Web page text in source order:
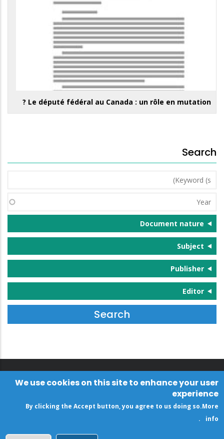
Le député fédéral au Canada : un rôle en mutation ?
Search
Keyword
(s)
Year
Document nature
Subject
Publisher
Editor
We use cookies on this site to enhance your user
experience
By clicking the Accept button, you agree to us doing so.More
info
.